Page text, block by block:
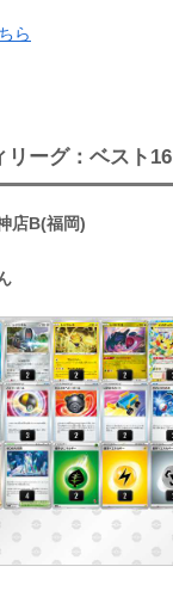
ら
リーグ：ベスト16
店B(福岡)